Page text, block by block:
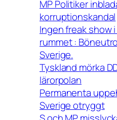
MP Politiker
korruptionskandal
Ingen freak show
rummet :
Sverige.
Tyskland mörka
lärorpolan
Permanenta
Sverige otryggt